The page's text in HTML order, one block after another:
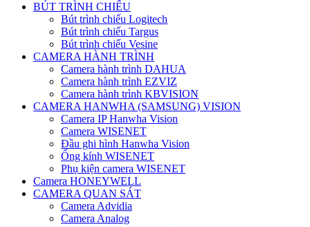
BÚT TRÌNH CHIẾU
Bút trình chiếu Logitech
Bút trình chiếu Targus
Bút trình chiếu Vesine
CAMERA HÀNH TRÌNH
Camera hành trình DAHUA
Camera hành trình EZVIZ
Camera hành trình KBVISION
CAMERA HANWHA (SAMSUNG) VISION
Camera IP Hanwha Vision
Camera WISENET
Đầu ghi hình Hanwha Vision
Ống kính WISENET
Phụ kiện camera WISENET
Camera HONEYWELL
CAMERA QUAN SÁT
Camera Advidia
Camera Analog